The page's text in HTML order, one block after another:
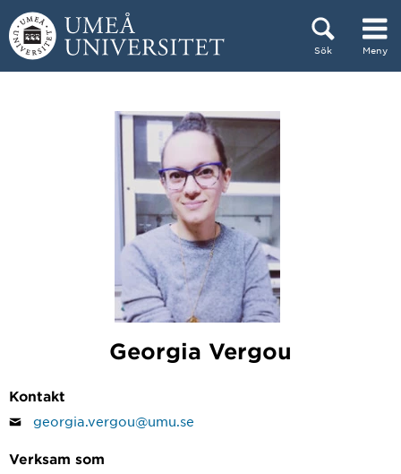
Hoppa direkt till innehållet
Sök Meny
Georgia Vergou
Kontakt
georgia.vergou@umu.se
Verksam som